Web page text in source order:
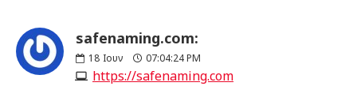
safenaming.com:
18 Ιουν 07:04:24 PM
https://safenaming.com